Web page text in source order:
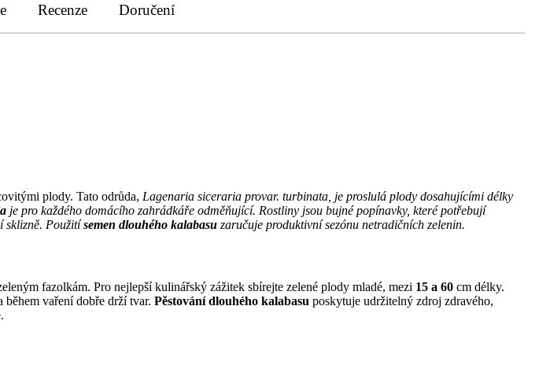
Recenze Doručení
plody. Tato odrůda, Lagenaria siceraria provar. turbinata, je proslulá plody dosahujícími délky
je pro každého domácího zahrádkáře odměňující. Rostliny jsou bujné popínavky, které potřebují
sklizně. Použitísemen dlouhého kalabasu zaručuje produktivní sezónu netradičních zelenin.
fazolkám. Pro nejlepší kulinářský zážitek sbírejte zelené plody mladé, mezi 15 a 60 cm délky.
vaření dobře drží tvar. Pěstování dlouhého kalabasu poskytuje udržitelný zdroj zdravého,